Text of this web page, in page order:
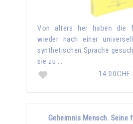
Von alters her haben die
wieder nach einer
synthetischen Sprache
sie zu …
14.00CHF
Geheimnis Mensch.